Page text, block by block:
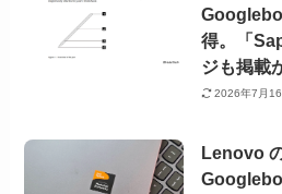
得。「
ジも掲載
2026年7月16
Lenovo